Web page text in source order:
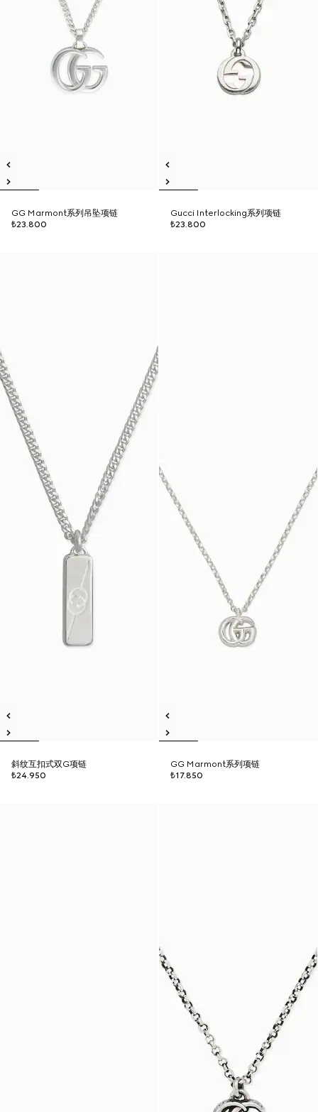
GG Marmont系列吊坠项链
₺23.800
Gucci Interlocking系列项链
₺23.800
斜纹互扣式双G项链
₺24.950
GG Marmont系列项链
₺17.850